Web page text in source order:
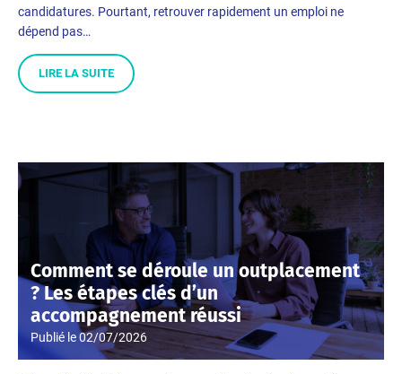
candidatures. Pourtant, retrouver rapidement un emploi ne
dépend pas…
LIRE LA SUITE
Comment se déroule un outplacement
? Les étapes clés d’un
accompagnement réussi
Publié le02/07/2026